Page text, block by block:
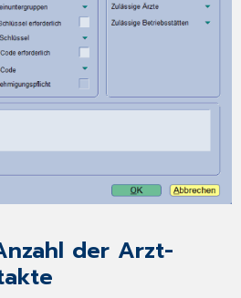
der Arzt-